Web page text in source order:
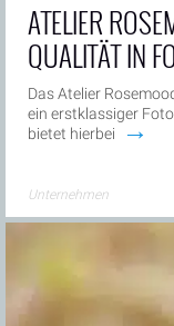
ATELIER
QUALITÄT IN
Das Atelier
ein erstklassiger
bietet hierbei→
Unternehmen